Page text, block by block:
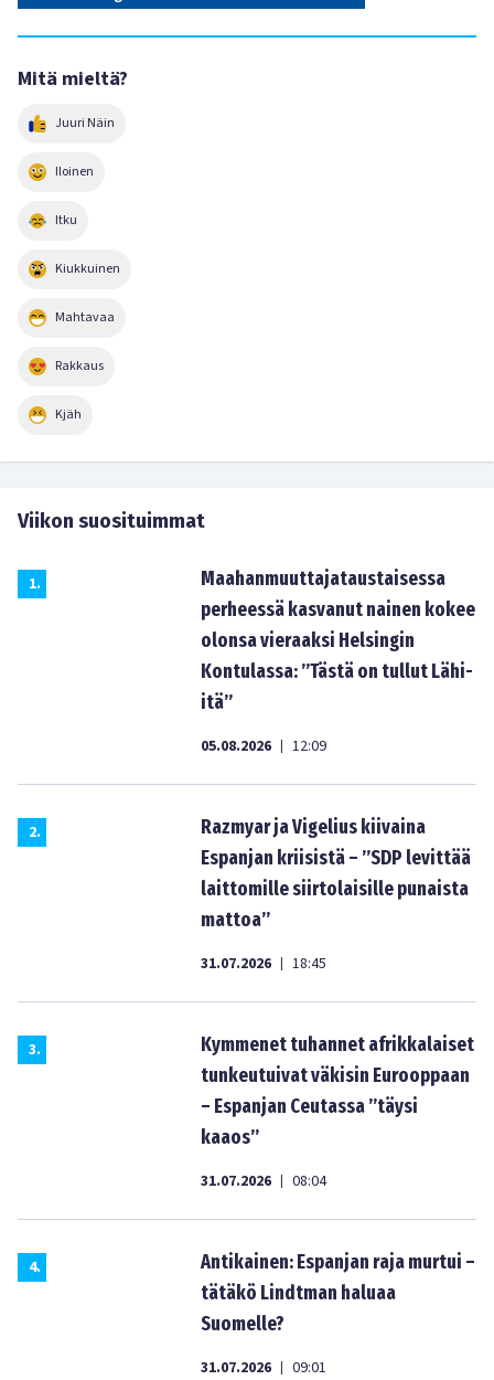
Mitä mieltä?
Juuri Näin
Iloinen
Itku
Kiukkuinen
Mahtavaa
Rakkaus
Kjäh
Viikon suosituimmat
1.
Maahanmuuttajataustaisessa
perheessä kasvanut nainen kokee
olonsa vieraaksi Helsingin
Kontulassa: ”Tästä on tullut Lähi-
itä”
05.08.2026 | 12:09
2.
Razmyar ja Vigelius kiivaina
Espanjan kriisistä – ”SDP levittää
laittomille siirtolaisille punaista
mattoa”
31.07.2026 | 18:45
3.
Kymmenet tuhannet afrikkalaiset
tunkeutuivat väkisin Eurooppaan
– Espanjan Ceutassa ”täysi
kaaos”
31.07.2026 | 08:04
4.
Antikainen: Espanjan raja murtui –
tätäkö Lindtman haluaa
Suomelle?
31.07.2026 | 09:01